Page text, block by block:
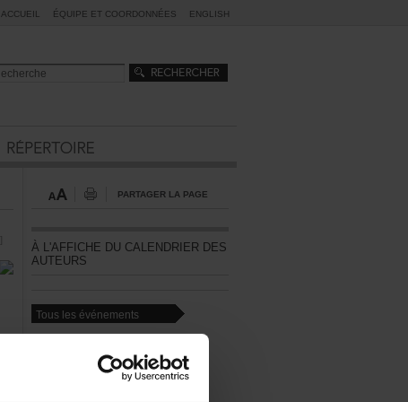
ACCUEIL ÉQUIPEETCOORDONNÉES ENGLISH
PARTAGERLAPAGE
ÀL'AFFICHEDUCALENDRIERDES
AUTEURS
Touslesévénements